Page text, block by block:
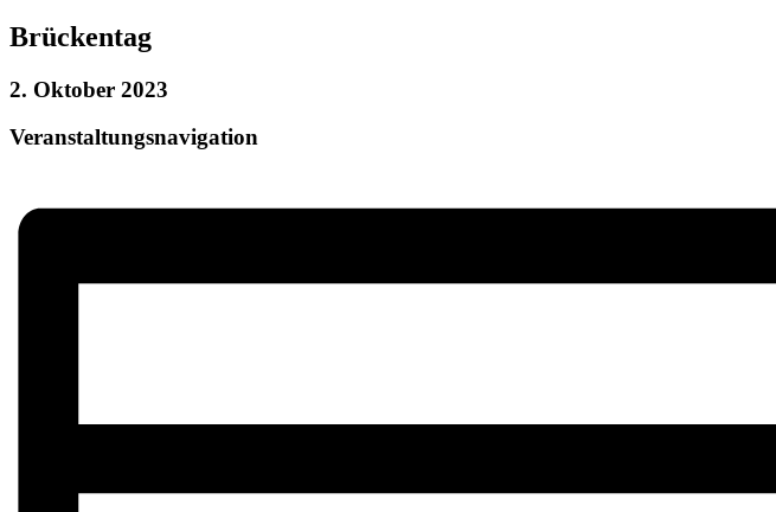
Brückentag
2. Oktober 2023
Veranstaltungsnavigation